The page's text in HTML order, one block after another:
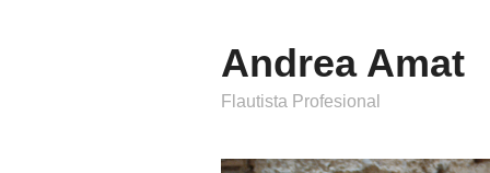
Andrea Amat
Flautista Profesional